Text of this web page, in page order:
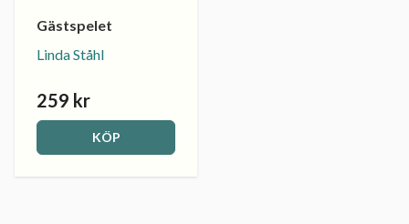
Gästspelet
Linda Ståhl
259 kr
KÖP